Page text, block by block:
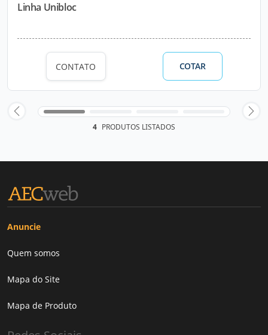
Linha Unibloc
CONTATO COTAR
4 PRODUTOS LISTADOS
Anuncie
Quem somos
Mapa do Site
Mapa de Produto